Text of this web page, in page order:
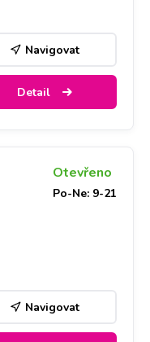
Navigovat
Detail
Otevřeno
Po-Ne: 9-21
Navigovat